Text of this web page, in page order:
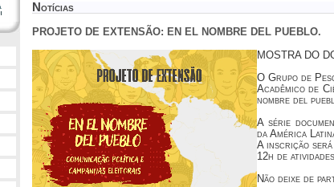
Notícias
PROJETO DE EXTENSÃO: EN EL NOMBRE DEL PUEBLO.
MOSTRA DO
O Grupo de
Acadêmico de
nombre del
A série
da América
A inscrição
12h de
Não deixe de